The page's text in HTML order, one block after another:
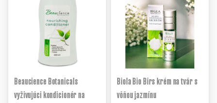
Beaucience Botanicals
vyživujúci kondicionér na
Biola Bio Birs krém na tvár s
vôňou jazmínu